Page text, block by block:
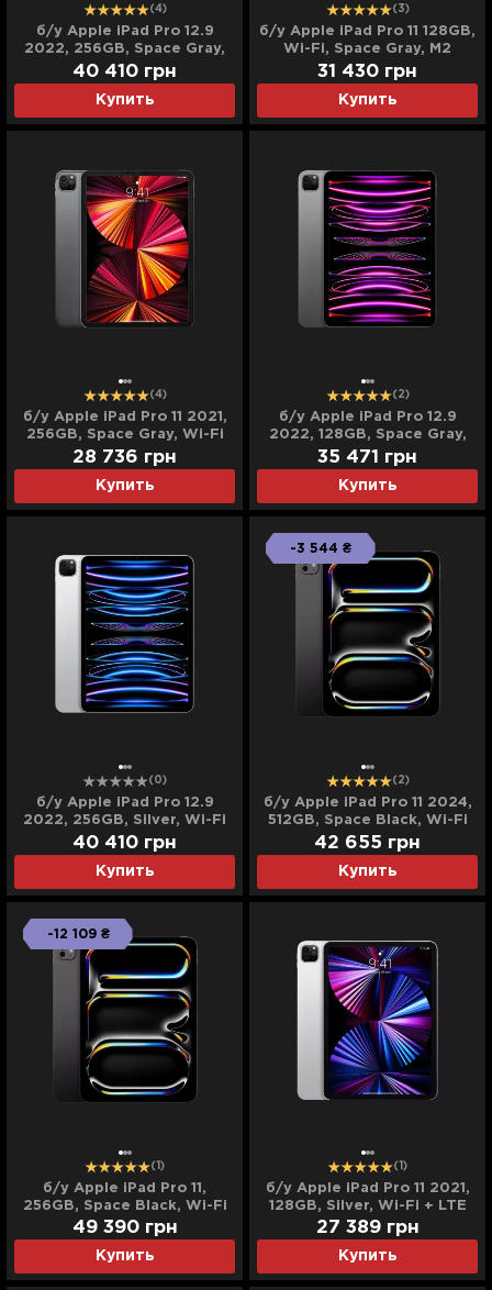
(4)
б/у Apple iPad Pro 12.9
2022, 256GB, Space Gray,
Wi-Fi + LTE (M2) (MP603 /
MP203)
Купить
40 410 грн
(3)
б/у Apple iPad Pro 11 128GB,
Wi-Fi, Space Gray, M2
(2022)
Купить
31 430 грн
(4)
б/у Apple iPad Pro 11 2021,
256GB, Space Gray, Wi-Fi
(MHQU3)
Купить
28 736 грн
(2)
б/у Apple iPad Pro 12.9
2022, 128GB, Space Gray,
Wi-Fi + LTE (M2) (MP5X3)
Купить
35 471 грн
(0)
б/у Apple iPad Pro 12.9
2022, 256GB, Silver, Wi-Fi
+ LTE (M2) (MP213/MP613)
Купить
40 410 грн
-3 544 ₴
(2)
б/у Apple iPad Pro 11 2024,
512GB, Space Black, Wi-Fi
(M4) (MVVC3)
Купить
42 655 грн
-12 109 ₴
(1)
б/у Apple iPad Pro 11,
256GB, Space Black, Wi-Fi
+ LTE (M5) (ME2N4) (2025)
Купить
49 390 грн
(1)
б/у Apple iPad Pro 11 2021,
128GB, Silver, Wi-Fi + LTE
(M1) (MHMU3, MHW63)
Купить
27 389 грн